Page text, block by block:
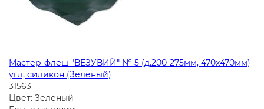
Мастер-флеш "ВЕЗУВИЙ" № 5 (д.200-275мм, 470х470мм)
угл, силикон (Зеленый)
31563
Цвет: Зеленый